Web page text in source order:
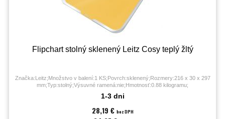
Flipchart stolný sklenený Leitz Cosy teplý žltý
Značka:Leitz;Množstvo v balení:1 KS;Povrch:sklenený;Rozmery:216 x 30 x 297
mm;Typ:stolný;Výsuvné ramená:nie;Hmotnosť:0.88 kilogramu;
1-3 dni
28,19 € bez DPH